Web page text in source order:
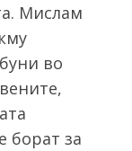
Мислам
во
борат за